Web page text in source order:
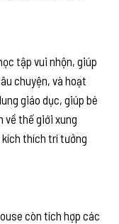
tập vui nhộn, giúp
chuyện, và hoạt
giáo dục, giúp bé
về thế giới xung
thích trí tưởng
còn tích hợp các